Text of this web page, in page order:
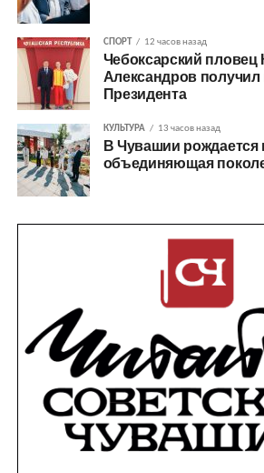
СПОРТ 12 часов назад
Чебоксарский пловец
Александров получил
Президента
КУЛЬТУРА 13 часов назад
В Чувашии рождается
объединяющая